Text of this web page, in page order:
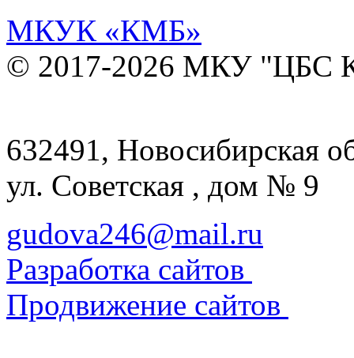
МКУК «КМБ»
© 2017-2026 МКУ "ЦБС
632491, Новосибирская
ул. Советская , дом № 9
gudova246@mail.ru
Разработка сайтов
Продвижение сайтов